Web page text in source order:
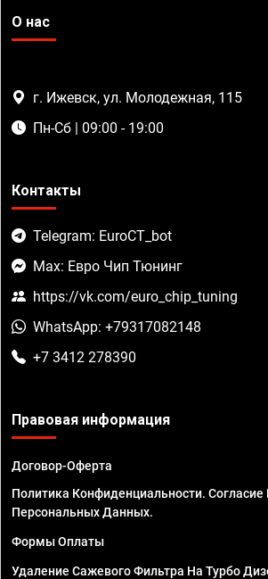
О нас
г. Ижевск, ул. Молодежная, 115
Пн-Сб | 09:00 - 19:00
Контакты
Telegram: EuroCT_bot
Max: Евро Чип Тюнинг
https://vk.com/euro_chip_tuning
WhatsApp: +79317082148
+7 3412 278390
Правовая информация
Договор-Оферта
Политика Конфиденциальности.
Персональных Данных.
Формы Оплаты
Удаление Сажевого Фильтра На Турбо